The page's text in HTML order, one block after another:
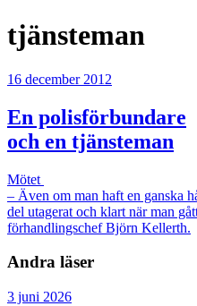
tjänsteman
16 december 2012
En polisförbundare
och en tjänsteman
Mötet
– Även om man haft en ganska
del utagerat och klart när man
förhandlingschef Björn Kellerth.
Andra läser
3 juni 2026